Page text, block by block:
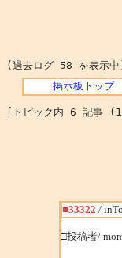
(過去ログ 58 を表示中
掲示板トップ
[トピック内 6 記
■33322 /
□投稿者/